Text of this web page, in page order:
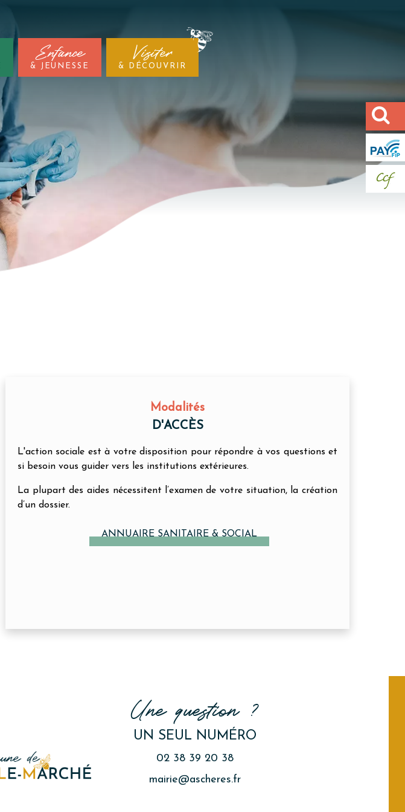
Enfance
& JEUNESSE
Visiter
& DÉCOUVRIR
Modalités
D'ACCÈS
L'action sociale est à votre disposition pour répondre à vos questions et
si besoin vous guider vers les institutions extérieures.
La plupart des aides nécessitent l’examen de votre situation, la création
d’un dossier.
ANNUAIRE SANITAIRE & SOCIAL
Une question ?
UN SEUL NUMÉRO
02 38 39 20 38
mairie@ascheres.fr